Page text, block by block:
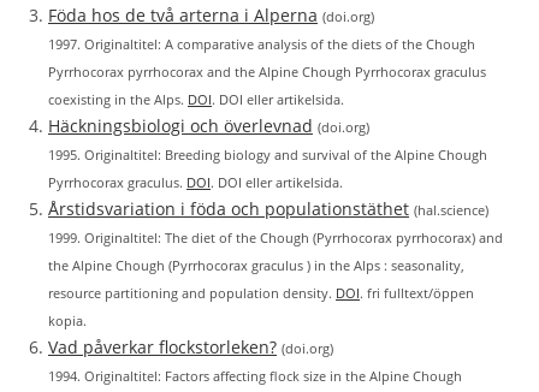
Föda hos de två arterna i Alperna (doi.org)
1997. Originaltitel: A comparative analysis of the diets of the Chough
Pyrrhocorax pyrrhocorax and the Alpine Chough Pyrrhocorax graculus
coexisting in the Alps. DOI. DOI eller artikelsida.
Häckningsbiologi och överlevnad (doi.org)
1995. Originaltitel: Breeding biology and survival of the Alpine Chough
Pyrrhocorax graculus. DOI. DOI eller artikelsida.
Årstidsvariation i föda och populationstäthet (hal.science)
1999. Originaltitel: The diet of the Chough (Pyrrhocorax pyrrhocorax) and
the Alpine Chough (Pyrrhocorax graculus ) in the Alps : seasonality,
resource partitioning and population density. DOI. fri fulltext/öppen
kopia.
Vad påverkar flockstorleken? (doi.org)
1994. Originaltitel: Factors affecting flock size in the Alpine Chough